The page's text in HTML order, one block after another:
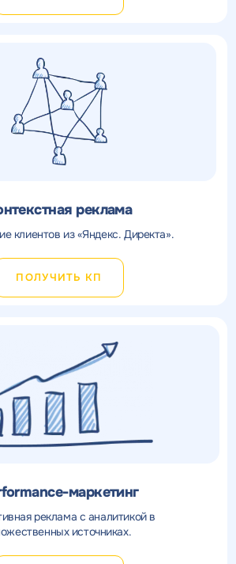
реклама
клиентов из «Яндекс. Директа».
ПОЛУЧИТЬ КП
маркетинг
реклама с аналитикой в
источниках.